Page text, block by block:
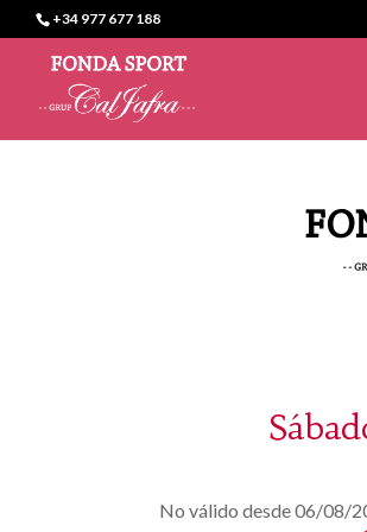
+34 977 677 188
No válido desde 06/08/